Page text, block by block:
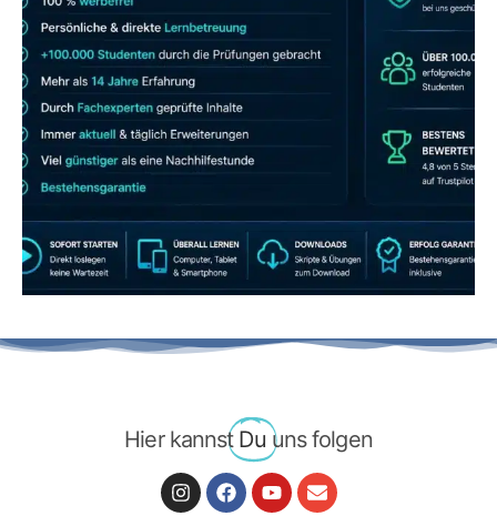
LERNEN
Hier kannst Du uns folgen